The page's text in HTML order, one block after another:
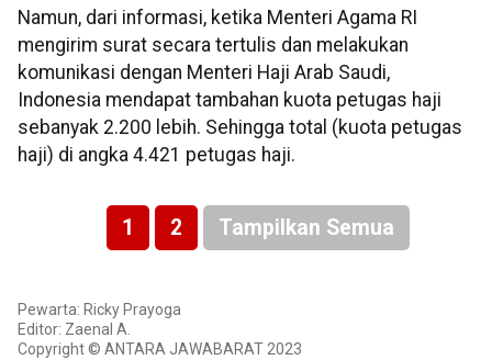
Namun, dari informasi, ketika Menteri Agama RI
mengirim surat secara tertulis dan melakukan
komunikasi dengan Menteri Haji Arab Saudi,
Indonesia mendapat tambahan kuota petugas haji
sebanyak 2.200 lebih. Sehingga total (kuota petugas
haji) di angka 4.421 petugas haji.
1 2 Tampilkan Semua
Pewarta: Ricky Prayoga
Editor: Zaenal A.
Copyright © ANTARA JAWABARAT 2023